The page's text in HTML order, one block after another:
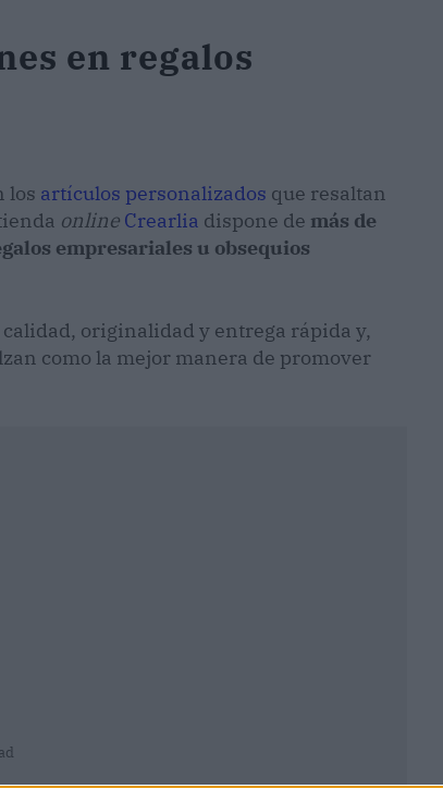
en regalos
los artículos personalizados que resaltan
online Crearlia dispone de más de
empresariales u obsequios
originalidad y entrega rápida y,
como la mejor manera de promover